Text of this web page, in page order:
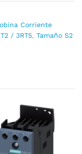
Corriente
/ 3RT5, Tamaño S2